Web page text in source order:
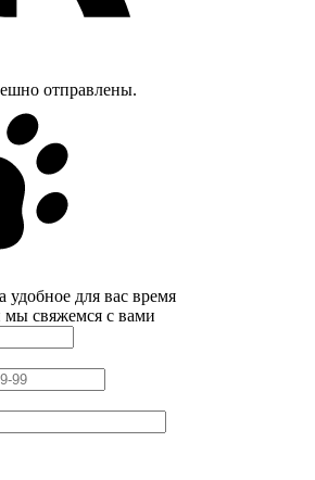
отправлены.
для вас время
мы свяжемся с вами